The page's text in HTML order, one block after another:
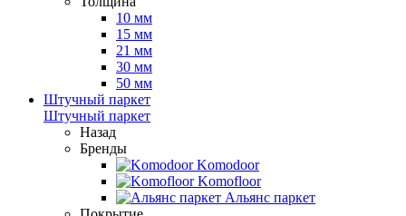
10 мм
15 мм
21 мм
30 мм
50 мм
Штучный паркет
Штучный паркет
Назад
Бренды
Komodoor
Komofloor
Альянс паркет